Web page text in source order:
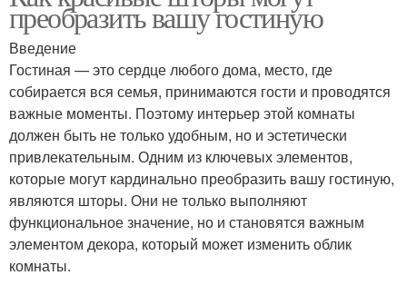
преобразить вашу гостиную
Введение
Гостиная — это сердце любого дома, место, где
собирается вся семья, принимаются гости и проводятся
важные моменты. Поэтому интерьер этой комнаты
должен быть не только удобным, но и эстетически
привлекательным. Одним из ключевых элементов,
которые могут кардинально преобразить вашу гостиную,
являются шторы. Они не только выполняют
функциональное значение, но и становятся важным
элементом декора, который может изменить облик
комнаты.